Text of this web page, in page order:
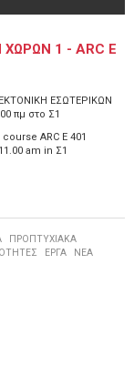
ΧΩΡΩΝ 1 - ARC E
ΕΣΩΤΕΡΙΚΩΝ
πμ στο Σ1
E 401
am in Σ1
ΠΡΟΠΤΥΧΙΑΚΑ
ΕΡΓΑ
ΝΕΑ